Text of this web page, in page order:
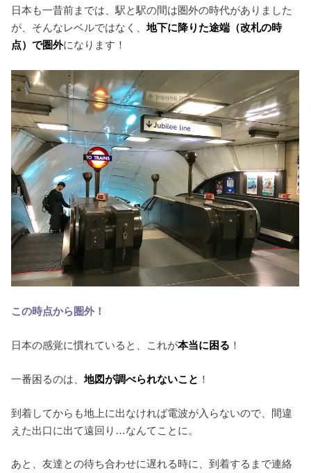
日本も一昔前までは、駅と駅の間は圏外の時代がありました
が、そんなレベルではなく、地下に降りた途端（改札の時
点）で圏外になります！
この時点から圏外！
日本の感覚に慣れていると、これが本当に困る ！
一番困るのは、地図が調べられないこと ！
到着してからも地上に出なければ電波が入らないので、間違
えた出口に出て遠回り…なんてことに。
あと、友達との待ち合わせに遅れる時に、到着するまで連絡